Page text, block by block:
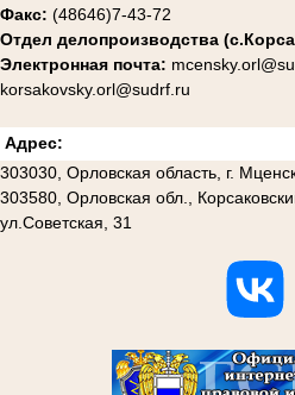
Факс: (48646)7-43-72
Отдел делопроизводства
Электронная почта:
korsakovsky.orl@sudrf.ru
Адрес:
303030, Орловская область, г.
303580, Орловская обл.,
ул.Советская, 31